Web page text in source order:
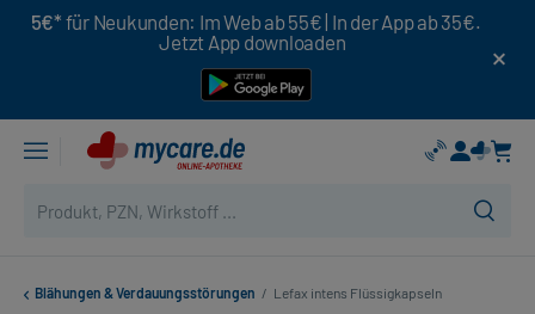
5€* für Neukunden: Im Web ab 55€ | In der App ab 35€.
Jetzt App downloaden
Blähungen & Verdauungsstörungen / Lefax intens Flüssigkapseln